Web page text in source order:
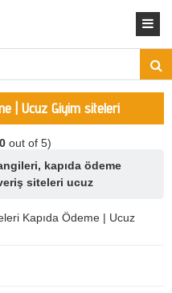
| Ucuz Giyim siteleri
out of 5)
kapıda ödeme
siteleri ucuz
Kapıda Ödeme | Ucuz